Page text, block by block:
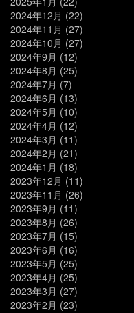
2024年12月 (22)
2024年11月 (27)
2024年10月 (27)
2024年9月 (12)
2024年8月 (25)
2024年7月 (7)
2024年6月 (13)
2024年5月 (10)
2024年4月 (12)
2024年3月 (11)
2024年2月 (21)
2024年1月 (18)
2023年12月 (11)
2023年11月 (26)
2023年9月 (11)
2023年8月 (26)
2023年7月 (15)
2023年6月 (16)
2023年5月 (25)
2023年4月 (25)
2023年3月 (27)
2023年2月 (23)